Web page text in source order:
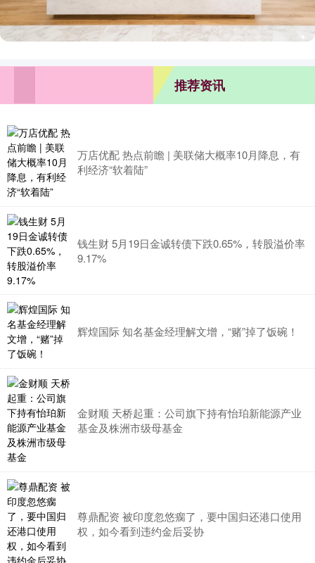
推荐资讯
万店优配 热点前瞻 | 美联储大概率10月降息，有
利经济“软着陆”
钱生财 5月19日金诚转债下跌0.65%，转股溢价率
9.17%
辉煌国际 知名基金经理解文增，“赌”掉了饭碗！
金财顺 天桥起重：公司旗下持有怡珀新能源产业
基金及株洲市级母基金
尊鼎配资 被印度忽悠瘸了，要中国归还港口使用
权，如今看到违约金后妥协